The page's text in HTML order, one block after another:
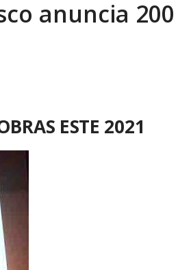
anuncia 200
ESTE 2021